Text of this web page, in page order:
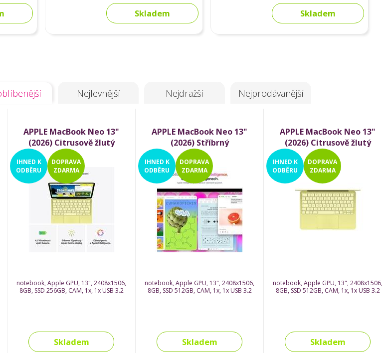
Skladem Skladem
Nejlevnější Nejdražší Nejprodávanější
APPLE MacBook Neo 13"
(2026) Citrusově žlutý
notebook, Apple GPU, 13", 2408x1506,
8GB, SSD 256GB, CAM, 1x, 1x USB 3.2
IHNED K
ODBĚRU
DOPRAVA
ZDARMA
Skladem
APPLE MacBook Neo 13"
(2026) Stříbrný
notebook, Apple GPU, 13", 2408x1506,
8GB, SSD 512GB, CAM, 1x, 1x USB 3.2
IHNED K
ODBĚRU
DOPRAVA
ZDARMA
Skladem
APPLE MacBook Neo 13"
(2026) Citrusově žlutý
notebook, Apple GPU, 13", 2408x1506,
8GB, SSD 512GB, CAM, 1x, 1x USB 3.2
IHNED K
ODBĚRU
DOPRAVA
ZDARMA
Skladem